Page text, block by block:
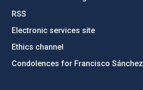
RSS
Electronic services site
Ethics channel
Condolences for Francisco Sánchez